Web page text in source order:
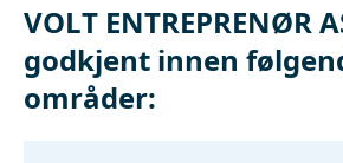
VOLT ENTREPRENØR
godkjent innen
områder: